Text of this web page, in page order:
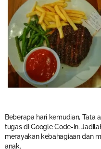
Beberapa hari kemudian, Tata
tugas di Google Code-in.
merayakan kebahagiaan dan
anak.